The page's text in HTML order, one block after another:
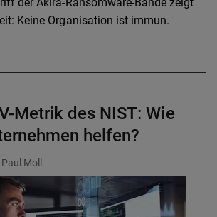
Keine Organisation ist immun.
Metrik des NIST: Wie
helfen?
Moll